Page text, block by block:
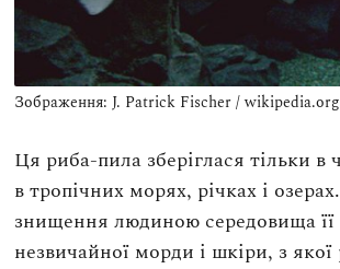
Зображення: J. Patrick Fischer / wikipedia.org
Ця риба-пила зберіглася тільки в
в тропічних морях, річках і
знищення людиною середовища
незвичайної морди і шкіри, з